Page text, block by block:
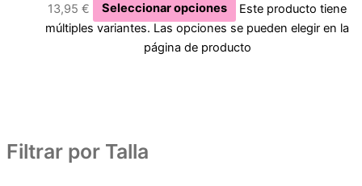
Filtrar por Talla
13,95€ Seleccionar opciones
Este producto tiene
múltiples variantes. Las opciones se pueden elegir en la
página de producto